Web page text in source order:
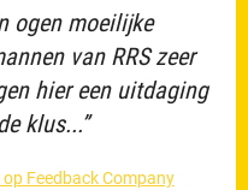
ogen moeilijke
van RRS zeer
hier een uitdaging
klus...”
Feedback Company